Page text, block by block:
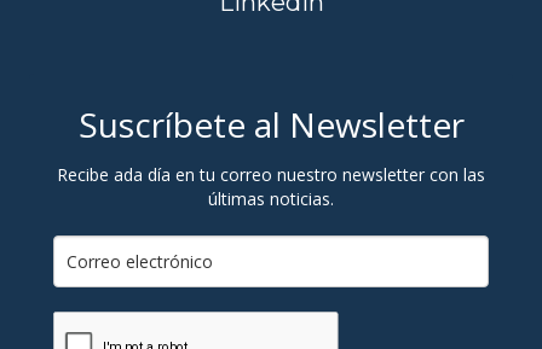
Suscríbete al Newsletter
Recibe ada día en tu correo nuestro newsletter con las
últimas noticias.